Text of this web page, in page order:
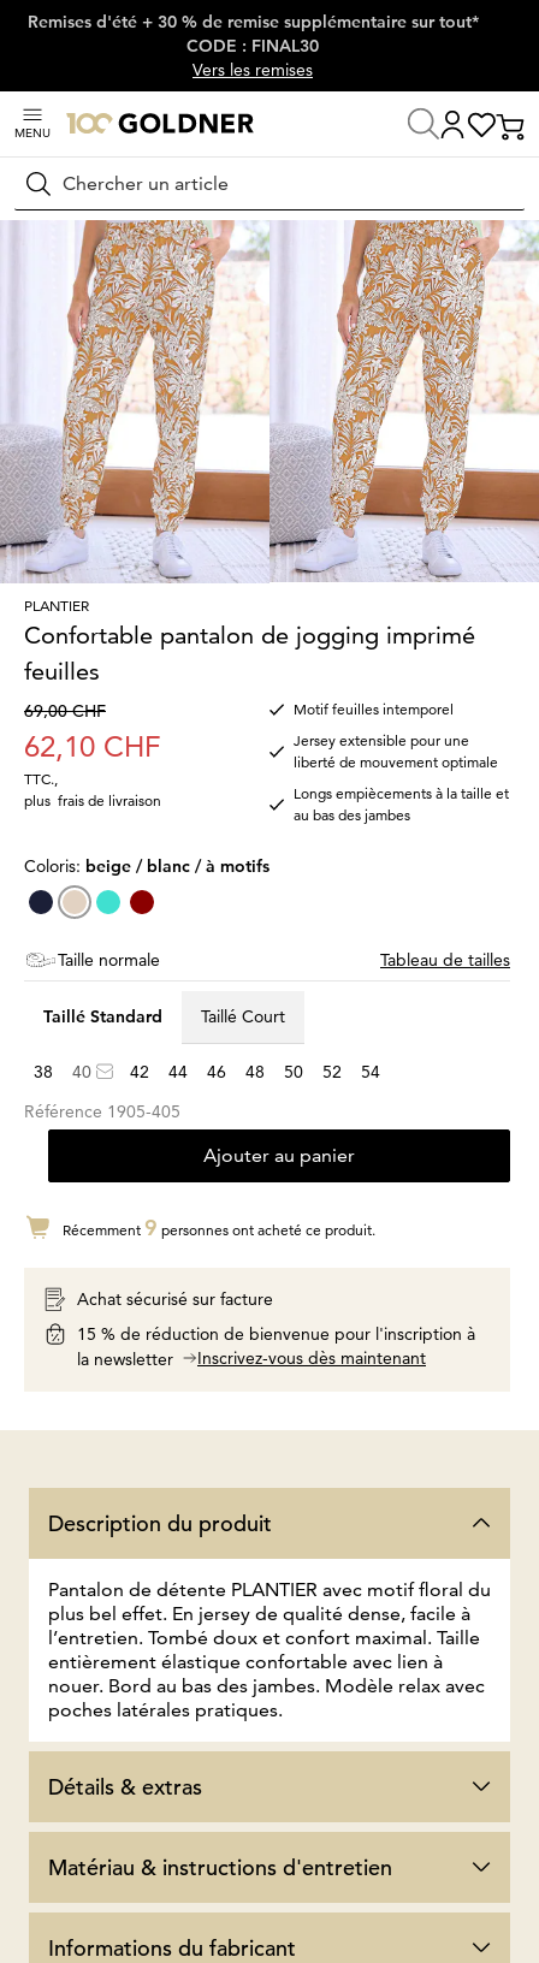
Passer la navigation, aller directement au contenu
Remises d'été + 30 % de remise supplémentaire sur tout*
CODE : FINAL30
Vers les remises
MENU
Rechercher
Maison Mode femme Pantalons
PLANTIER
Confortable pantalon de jogging imprimé
feuilles
69,00 CHF
62,10 CHF
TTC.
plus frais de livraison
Motif feuilles intemporel
Jersey extensible pour une
liberté de mouvement optimale
Longs empiècements à la taille et
au bas des jambes
Coloris: beige / blanc / à motifs
Taille normale Tableau de tailles
Taillé Standard Taillé Court
38 40 42 44 46 48 50 52
54
Référence 1905-405
Ajouter au panier
Récemment 9 personnes ont acheté ce produit.
Achat sécurisé sur facture
15 % de réduction de bienvenue pour l'inscription à
la newsletter
Inscrivez-vous dès maintenant
Description du produit
Pantalon de détente PLANTIER avec motif floral du
plus bel effet. En jersey de qualité dense, facile à
l’entretien. Tombé doux et confort maximal. Taille
entièrement élastique confortable avec lien à
nouer. Bord au bas des jambes. Modèle relax avec
poches latérales pratiques.
Détails & extras
Matériau & instructions d'entretien
Informations du fabricant